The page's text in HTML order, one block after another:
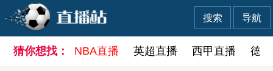
导航
搜索
猜你想找： NBA直播 英超直播 西甲直播 德